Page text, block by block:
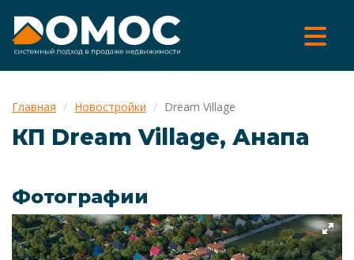
Главная Новостройки Dream Village
КП Dream Village, Анапа
Фотографии